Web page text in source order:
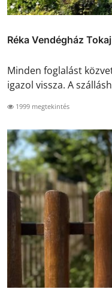
Réka Vendégház Tokaj
Minden foglalást
igazol vissza. A
1999 megtekintés